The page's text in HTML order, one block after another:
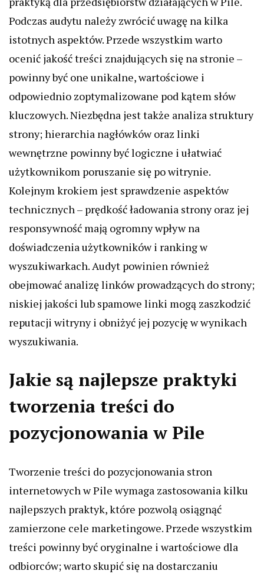
Podczas audytu należy zwrócić uwagę na kilka
istotnych aspektów. Przede wszystkim warto
ocenić jakość treści znajdujących się na stronie –
powinny być one unikalne, wartościowe i
odpowiednio zoptymalizowane pod kątem słów
kluczowych. Niezbędna jest także analiza struktury
strony; hierarchia nagłówków oraz linki
wewnętrzne powinny być logiczne i ułatwiać
użytkownikom poruszanie się po witrynie.
Kolejnym krokiem jest sprawdzenie aspektów
technicznych – prędkość ładowania strony oraz jej
responsywność mają ogromny wpływ na
doświadczenia użytkowników i ranking w
wyszukiwarkach. Audyt powinien również
obejmować analizę linków prowadzących do strony;
niskiej jakości lub spamowe linki mogą zaszkodzić
reputacji witryny i obniżyć jej pozycję w wynikach
wyszukiwania.
Jakie są najlepsze praktyki
tworzenia treści do
pozycjonowania w Pile
Tworzenie treści do pozycjonowania stron
internetowych w Pile wymaga zastosowania kilku
najlepszych praktyk, które pozwolą osiągnąć
zamierzone cele marketingowe. Przede wszystkim
treści powinny być oryginalne i wartościowe dla
odbiorców; warto skupić się na dostarczaniu